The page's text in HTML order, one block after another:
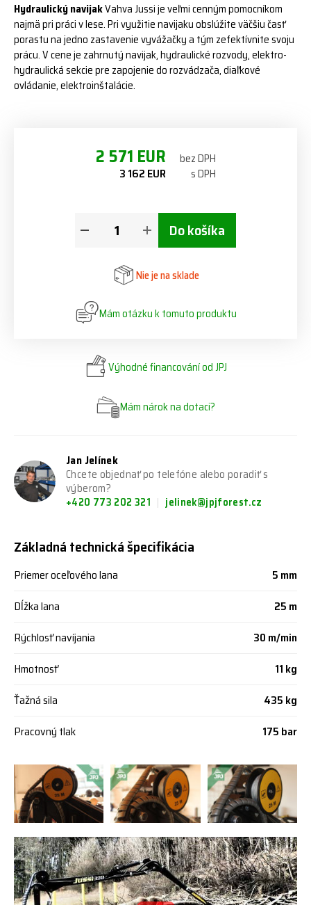
Hydraulický navijakVahva Jussi je veľmi cenným pomocníkom
najmä pri práci v lese. Pri využitie navijaku obslúžite väčšiu časť
porastu na jedno zastavenie vyvážačky a tým zefektívnite svoju
prácu. V cene je zahrnutý navijak, hydraulické rozvody, elektro-
hydraulická sekcie pre zapojenie do rozvádzača, diaľkové
ovládanie, elektroinštalácie.
2 571 EUR bez DPH
3 162 EUR s DPH
Do košíka
Nie je na sklade
Mám otázku k tomuto produktu
Výhodné financování od JPJ
Mám nárok na dotaci?
Jan Jelínek
Chcete objednať po telefóne alebo poradiť s
výberom?
+420 773 202 321
jelinek@jpjforest.cz
Základná technická špecifikácia
Priemer oceľového lana
5 mm
Dĺžka lana
25 m
Rýchlosť navíjania
30 m/min
Hmotnosť
11 kg
Ťažná sila
435 kg
Pracovný tlak
175 bar